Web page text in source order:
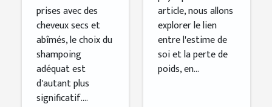
prises avec des
cheveux secs et
abîmés, le choix du
shampoing
adéquat est
d'autant plus
significatif....
article, nous allons
explorer le lien
entre l'estime de
soi et la perte de
poids, en...